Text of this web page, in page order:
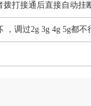
拨打接通后直接自动挂
，调过2g 3g 4g 5g都